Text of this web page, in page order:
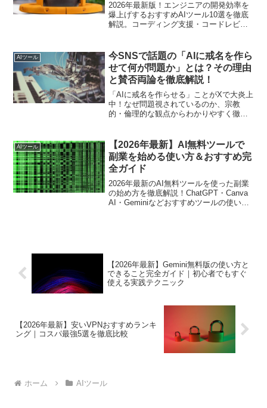
2026年最新版！エンジニアの開発効率を
爆上げするおすすめAIツール10選を徹底
解説。コーディング支援・コードレビュ
別に紹介します。
AIツール
今SNSで話題の「AIに戒名を作ら
せて何が問題か」とは？その理由
と賛否両論を徹底解説！
「AIに戒名を作らせる」ことがXで大炎上
中！なぜ問題視されているのか、宗教
的・倫理的な観点からわかりやすく徹底
AIツール
【2026年最新】AI無料ツールで
副業を始める使い方＆おすすめ完
全ガイド
2026年最新のAI無料ツールを使った副業
の始め方を徹底解説！ChatGPT・Canva
AI・Geminiなどおすすめツールの使い方
【2026年最新】Gemini無料版の使い方と
できること完全ガイド｜初心者でもすぐ
使える実践テクニック
【2026年最新】安いVPNおすすめランキ
ング｜コスパ最強5選を徹底比較
ホーム AIツール